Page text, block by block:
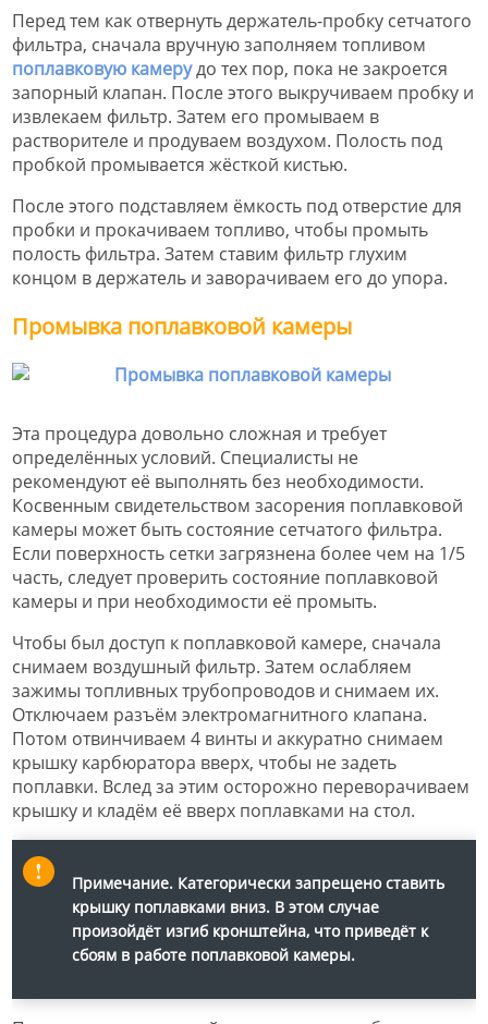
Перед тем как отвернуть держатель-пробку сетчатого
фильтра, сначала вручную заполняем топливом
поплавковую камерудо тех пор, пока не закроется
запорный клапан. После этого выкручиваем пробку и
извлекаем фильтр. Затем его промываем в
растворителе и продуваем воздухом. Полость под
пробкой промывается жёсткой кистью.
После этого подставляем ёмкость под отверстие для
пробки и прокачиваем топливо, чтобы промыть
полость фильтра. Затем ставим фильтр глухим
концом в держатель и заворачиваем его до упора.
Промывка поплавковой камеры
Эта процедура довольно сложная и требует
определённых условий. Специалисты не
рекомендуют её выполнять без необходимости.
Косвенным свидетельством засорения поплавковой
камеры может быть состояние сетчатого фильтра.
Если поверхность сетки загрязнена более чем на 1/5
часть, следует проверить состояние поплавковой
камеры и при необходимости её промыть.
Чтобы был доступ к поплавковой камере, сначала
снимаем воздушный фильтр. Затем ослабляем
зажимы топливных трубопроводов и снимаем их.
Отключаем разъём электромагнитного клапана.
Потом отвинчиваем 4 винты и аккуратно снимаем
крышку карбюратора вверх, чтобы не задеть
поплавки. Вслед за этим осторожно переворачиваем
крышку и кладём её вверх поплавками на стол.
Примечание. Категорически запрещено ставить
крышку поплавками вниз. В этом случае
произойдёт изгиб кронштейна, что приведёт к
сбоям в работе поплавковой камеры.